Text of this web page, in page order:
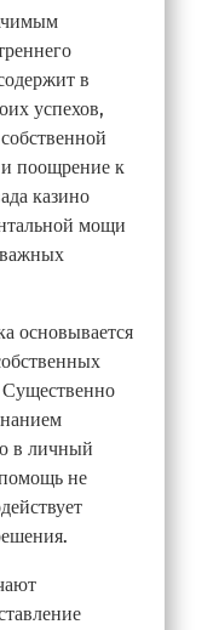
в
успехов,
поощрение к
казино
мощи
основывается
Существенно
в личный
не